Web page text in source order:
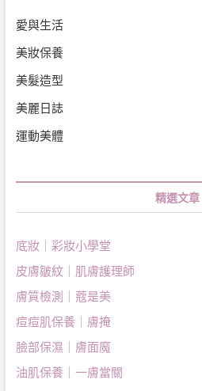
愛與生活
美妝保養
美髮造型
美麗日誌
運動美體
精選文章
底妝｜彩妝小學堂
皮膚皺紋｜肌膚護理師
膚質檢測｜蔻是美
痘痘肌保養｜膚掩
臉部保濕｜膚面魔
油肌保養｜一膚當關